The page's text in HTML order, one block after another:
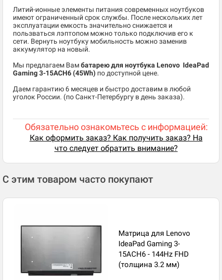
Литий-ионные элементы питания современных ноутбуков
имеют ограниченный срок службы. После нескольких лет
эксплуатации емкость значительно снижается и
пользваться лэптопом можно только подключив его к
сети. Вернуть ноутбуку мобильность можно заменив
аккумулятор на новый.
Мы предлагаем Вамбатарею для ноутбука Lenovo IdeaPad
Gaming 3-15ACH6 (45Wh) по доступной цене.
Даем гарантию 6 месяцев и быстро доставим в любой
уголок России. (по Санкт-Петербургу в день заказа).
Обязательно ознакомьтесь с информацией:
Как оформить заказ? Как получить заказ? На
что следует обратить внимание?
С этим товаром часто покупают
Матрица для Lenovo
IdeaPad Gaming 3-
15ACH6 - 144Hz FHD
(толщина 3.2 мм)